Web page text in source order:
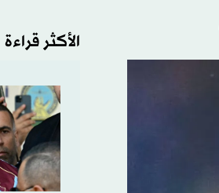
الأكثر قراءة